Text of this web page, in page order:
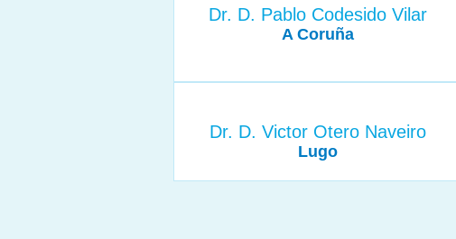
Dr. D. Pablo Codesido Vilar
A Coruña
Dr. D. Victor Otero Naveiro
Lugo